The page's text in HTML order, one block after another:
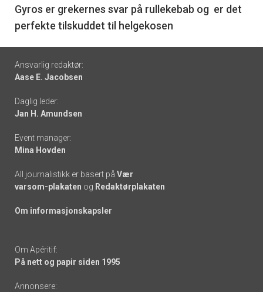
6
Gyros er grekernes svar på rullekebab og er det
perfekte tilskuddet til helgekosen
Footer
-
links
Ansvarlig redaktør:
Aase E. Jacobsen
Daglig leder:
Jan H. Amundsen
Event manager:
Mina Hovden
All journalistikk er basert på Vær
varsom-plakaten og Redaktørplakaten
Om informasjonskapsler
Om Apéritif:
På nett og papir siden 1995
Annonsere: